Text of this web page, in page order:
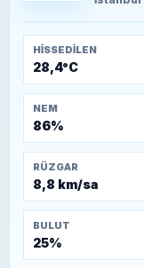
HISSEDILEN
28,4°C
NEM
86%
RÜZGAR
8,8 km/sa
BULUT
25%